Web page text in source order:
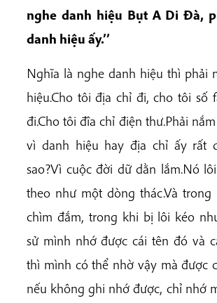
nghe danh hiệu Bụt A Di Đà,
danh hiệu ấy.’’
Nghĩa là nghe danh hiệu thì phải
hiệu.Cho tôi địa chỉ đi, cho tôi số
đi.Cho tôi đîa chỉ điện thư.Phải
vì danh hiệu hay địa chỉ ấy rất
sao?Vì cuộc đời dữ dằn lắm.Nó
theo như một dòng thác.Và
chìm đắm, trong khi bị lôi kéo
sử mình nhớ được cái tên đó và
thì mình có thể nhờ vậy mà được
nếu không ghi nhớ được, chỉ nhớ